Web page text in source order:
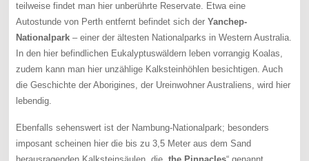
teilweise findet man hier unberührte Reservate. Etwa eine
Autostunde von Perth entfernt befindet sich derYanchep-
Nationalpark – einer der ältesten Nationalparks in Western Australia.
In den hier befindlichen Eukalyptuswäldern leben vorrangig Koalas,
zudem kann man hier unzählige Kalksteinhöhlen besichtigen. Auch
die Geschichte der Aborigines, der Ureinwohner Australiens, wird hier
lebendig.
Ebenfalls sehenswert ist der Nambung-Nationalpark; besonders
imposant scheinen hier die bis zu 3,5 Meter aus dem Sand